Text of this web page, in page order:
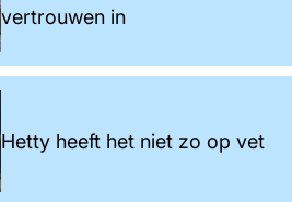
vertrouwen in
Hetty heeft het niet zo op vet